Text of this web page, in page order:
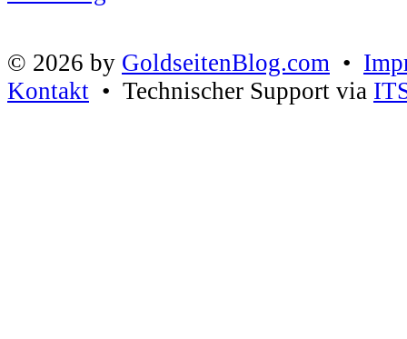
© 2026 by GoldseitenBlog.com •
Kontakt • Technischer Support via